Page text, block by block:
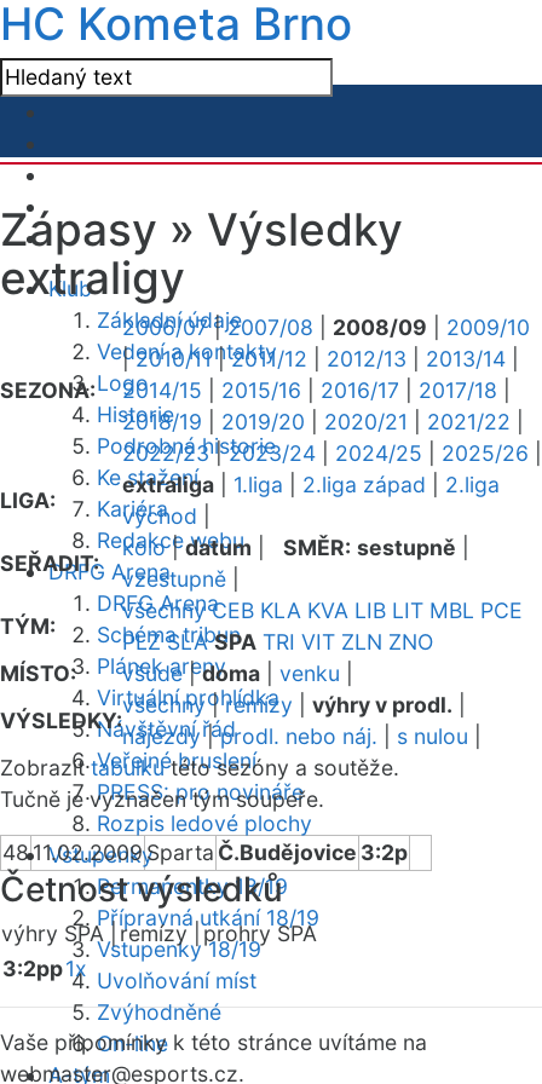
HC Kometa Brno
Klub
Základní údaje
Vedení a kontakty
Logo
Historie
Podrobná historie
Ke stažení
Kariéra
Redakce webu
DRFG Arena
DRFG Arena
Schéma tribun
Plánek areny
Virtuální prohlídka
Návštěvní řád
Veřejné bruslení
PRESS: pro novináře
Rozpis ledové plochy
Vstupenky
Permanentky 18/19
Přípravná utkání 18/19
Vstupenky 18/19
Uvolňování míst
Zvýhodněné
On-line
A-tým
Zápasy » Výsledky
extraligy
SEZONA:
2006/07|2007/08 2008/09
2009/10
|2010/11|2011/12 2012/13 2013/14
2014/15
2015/16 2016/17 2017/18
2018/19
2019/20 2020/21 2021/22
2022/23|2023/24 2024/25 2025/26
LIGA:
extraliga 1.liga 2.liga západ
2.liga
východ
SEŘADIT:
kolo|datum SMĚR: sestupně
vzestupně
TÝM:
všechny CEB KLA KVA LIB LIT MBL PCE
PLZ SLA SPA TRI VIT ZLN ZNO
MÍSTO:
všude|doma venku
VÝSLEDKY:
všechny|remízy výhry v prodl.
nájezdy|prodl. nebo náj. s nulou
Zobrazittabulkutéto sezóny a soutěže.
Tučně je vyznačen tým soupeře.
4811.02.2009Sparta Č.Budějovice 3:2p
Četnost výsledků
výhry SPA | remízy | prohry SPA
3:2pp1x
Vaše připomínky k této stránce uvítáme na
webmaster@esports.cz.